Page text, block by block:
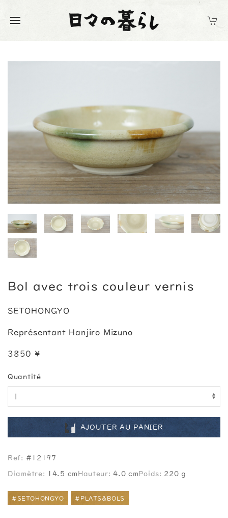
Bol avec trois couleur vernis
SETOHONGYO
Représentant Hanjiro Mizuno
3850 ¥
Quantité
AJOUTER AU PANIER
Ref: #12197
Diamètre: 14.5 cm Hauteur:4.0 cmPoids: 220 g
#SETOHONGYO #PLATS&BOLS